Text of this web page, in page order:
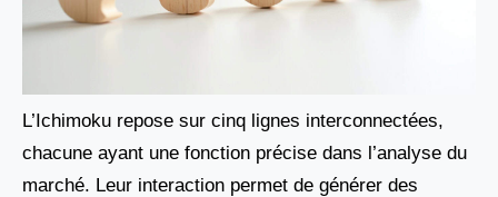
L’Ichimoku repose sur cinq lignes interconnectées,
chacune ayant une fonction précise dans l’analyse du
marché. Leur interaction permet de générer des